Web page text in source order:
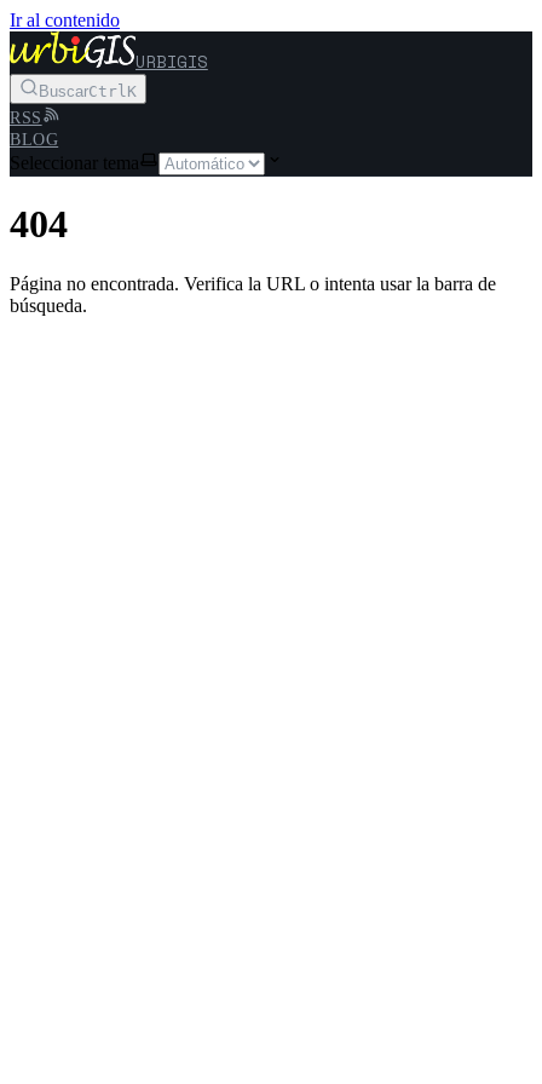
Ir al contenido
URBIGIS
BuscarCtrlK
RSS
BLOG
Seleccionar tema
404
Página no encontrada. Verifica la URL o intenta usar la barra de
búsqueda.